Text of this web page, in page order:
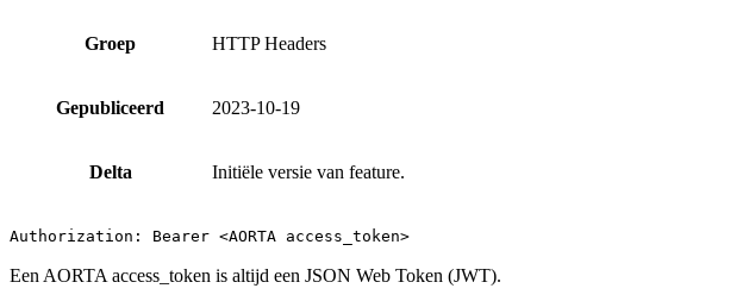
Groep HTTP Headers
Gepubliceerd 2023-10-19
Delta Initiële versie van feature.
Authorization: Bearer <AORTA access_token>
Een AORTA access_token is altijd een JSON Web Token (JWT).